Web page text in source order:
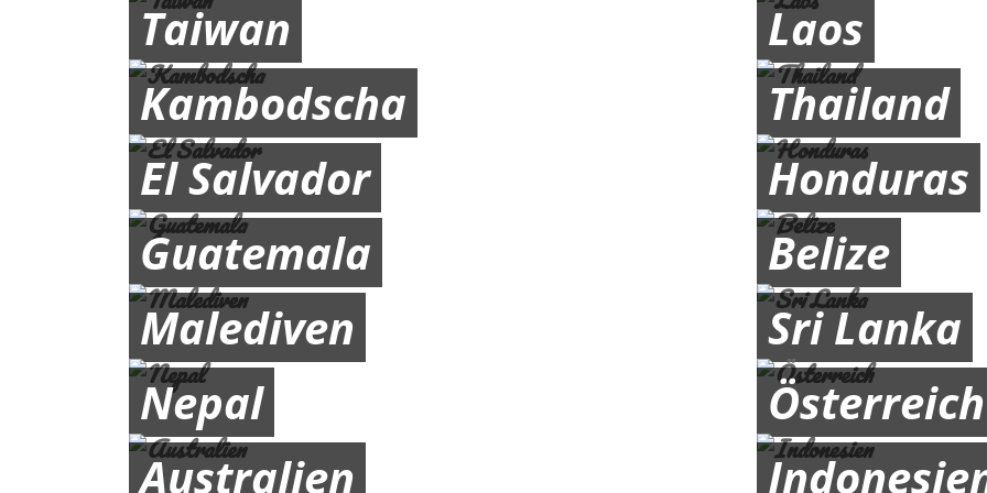
Taiwan
Laos
Kambodscha
Thailand
El Salvador
Honduras
Guatemala
Belize
Malediven
Sri Lanka
Nepal
Österreich
Australien